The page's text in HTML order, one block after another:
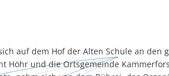
auf dem Hof der Alten Schule an den
Höhr und die Ortsgemeinde